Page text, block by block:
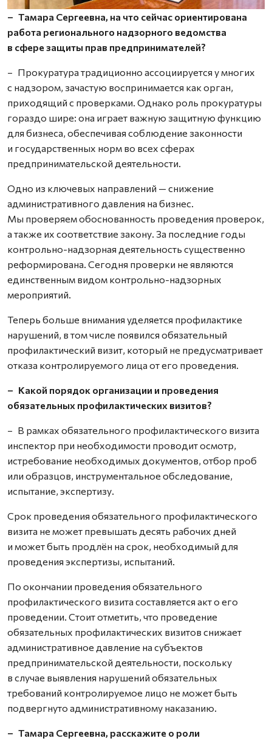
– Тамара Сергеевна, на что сейчас ориентирована
работа регионального надзорного ведомства
в сфере защиты прав предпринимателей?
– Прокуратура традиционно ассоциируется у многих
с надзором, зачастую воспринимается как орган,
приходящий с проверками. Однако роль прокуратуры
гораздо шире: она играет важную защитную функцию
для бизнеса, обеспечивая соблюдение законности
и государственных норм во всех сферах
предпринимательской деятельности.
Одно из ключевых направлений — снижение
административного давления на бизнес.
Мы проверяем обоснованность проведения проверок,
а также их соответствие закону. За последние годы
контрольно-надзорная деятельность существенно
реформирована. Сегодня проверки не являются
единственным видом контрольно-надзорных
мероприятий.
Теперь больше внимания уделяется профилактике
нарушений, в том числе появился обязательный
профилактический визит, который не предусматривает
отказа контролируемого лица от его проведения.
– Какой порядок организации и проведения
обязательных профилактических визитов?
– В рамках обязательного профилактического визита
инспектор при необходимости проводит осмотр,
истребование необходимых документов, отбор проб
или образцов, инструментальное обследование,
испытание, экспертизу.
Срок проведения обязательного профилактического
визита не может превышать десять рабочих дней
и может быть продлён на срок, необходимый для
проведения экспертизы, испытаний.
По окончании проведения обязательного
профилактического визита составляется акт о его
проведении. Стоит отметить, что проведение
обязательных профилактических визитов снижает
административное давление на субъектов
предпринимательской деятельности, поскольку
в случае выявления нарушений обязательных
требований контролируемое лицо не может быть
подвергнуто административному наказанию.
– Тамара Сергеевна, расскажите о роли